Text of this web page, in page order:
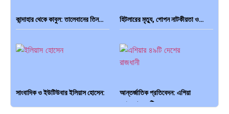
কান্দাহার থেকে কাবুল: তালেবানের তিন… হিটলারের মৃত্যু, গোপন নাটকীয়তা ও…
সাংবাদিক ও ইউটিউবার ইলিয়াস হোসেন:
আন্তর্জাতিক প্রতিবেদন: এশিয়া
মহাদেশের ৪৯টি…